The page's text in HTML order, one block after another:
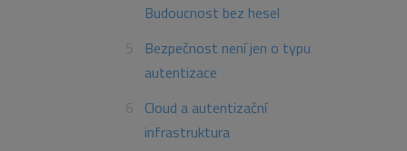
Budoucnost bez hesel
Bezpečnost není jen o typu
autentizace
Cloud a autentizační
infrastruktura